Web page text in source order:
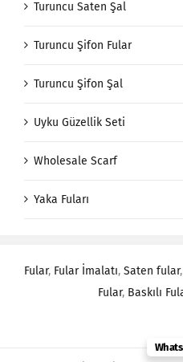
Turuncu Saten Şal
Turuncu Şifon Fular
Turuncu Şifon Şal
Uyku Güzellik Seti
Wholesale Scarf
Yaka Fuları
Fular, Fular İmalatı, Saten fular,
Fular, Baskılı